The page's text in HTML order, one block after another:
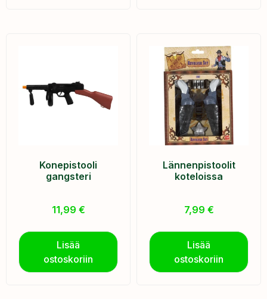
Konepistooli
gangsteri
11,99 €
Lisää
ostoskoriin
Lännenpistoolit
koteloissa
7,99 €
Lisää
ostoskoriin